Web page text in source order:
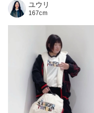
ユウリ
167cm